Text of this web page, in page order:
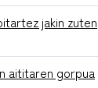
jakin zuten
aititaren gorpua